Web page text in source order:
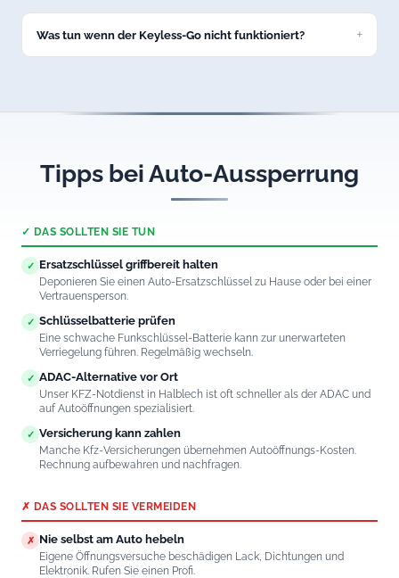
auch nachts und an Feiertagen.
Was tun wenn der Keyless-Go nicht funktioniert?
Tipps bei Auto-Aussperrung
✓ DAS SOLLTEN SIE TUN
✓ Ersatzschlüssel griffbereit halten
Deponieren Sie einen Auto-Ersatzschlüssel zu Hause oder bei einer
Vertrauensperson.
✓ Schlüsselbatterie prüfen
Eine schwache Funkschlüssel-Batterie kann zur unerwarteten
Verriegelung führen. Regelmäßig wechseln.
✓ ADAC-Alternative vor Ort
Unser KFZ-Notdienst in Halblech ist oft schneller als der ADAC und
auf Autoöffnungen spezialisiert.
✓ Versicherung kann zahlen
Manche Kfz-Versicherungen übernehmen Autoöffnungs-Kosten.
Rechnung aufbewahren und nachfragen.
✗ DAS SOLLTEN SIE VERMEIDEN
✗ Nie selbst am Auto hebeln
Eigene Öffnungsversuche beschädigen Lack, Dichtungen und
Elektronik. Rufen Sie einen Profi.